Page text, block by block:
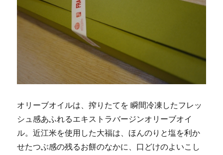
オリーブオイルは、搾りたてを 瞬間冷凍したフレッ
シュ感あふれるエキストラバージンオリーブオイ
ル。近江米を使用した大福は、ほんのりと塩を利か
せたつぶ感の残るお餅のなかに、口どけのよいこし